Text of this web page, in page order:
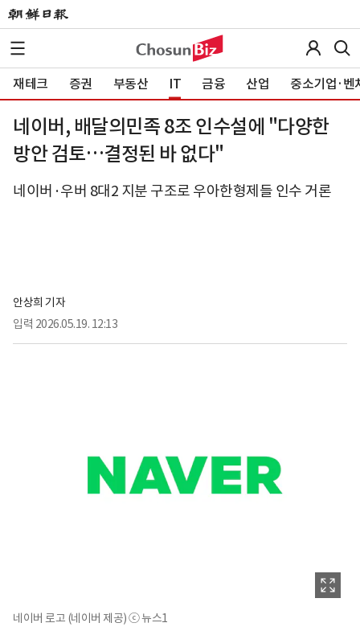
재테크 증권 부동산 IT 금융 산업 중소기업·벤
네이버, 배달의민족 8조 인수설에 "다양한
방안 검토…결정된 바 없다"
네이버·우버 8대2 지분 구조로 우아한형제들 인수 거론
안상희 기자
입력 2026.05.19. 12:13
네이버 로고 (네이버 제공) ⓒ 뉴스1